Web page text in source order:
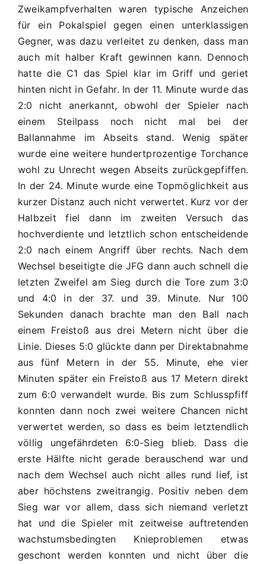
Zweikampfverhalten waren typische Anzeichen
für ein Pokalspiel gegen einen unterklassigen
Gegner, was dazu verleitet zu denken, dass man
auch mit halber Kraft gewinnen kann. Dennoch
hatte die C1 das Spiel klar im Griff und geriet
hinten nicht in Gefahr. In der 11. Minute wurde das
2:0 nicht anerkannt, obwohl der Spieler nach
einem Steilpass noch nicht mal bei der
Ballannahme im Abseits stand. Wenig später
wurde eine weitere hundertprozentige Torchance
wohl zu Unrecht wegen Abseits zurückgepfiffen.
In der 24. Minute wurde eine Topmöglichkeit aus
kurzer Distanz auch nicht verwertet. Kurz vor der
Halbzeit fiel dann im zweiten Versuch das
hochverdiente und letztlich schon entscheidende
2:0 nach einem Angriff über rechts. Nach dem
Wechsel beseitigte die JFG dann auch schnell die
letzten Zweifel am Sieg durch die Tore zum 3:0
und 4:0 in der 37. und 39. Minute. Nur 100
Sekunden danach brachte man den Ball nach
einem Freistoß aus drei Metern nicht über die
Linie. Dieses 5:0 glückte dann per Direktabnahme
aus fünf Metern in der 55. Minute, ehe vier
Minuten später ein Freistoß aus 17 Metern direkt
zum 6:0 verwandelt wurde. Bis zum Schlusspfiff
konnten dann noch zwei weitere Chancen nicht
verwertet werden, so dass es beim letztendlich
völlig ungefährdeten 6:0-Sieg blieb. Dass die
erste Hälfte nicht gerade berauschend war und
nach dem Wechsel auch nicht alles rund lief, ist
aber höchstens zweitrangig. Positiv neben dem
Sieg war vor allem, dass sich niemand verletzt
hat und die Spieler mit zeitweise auftretenden
wachstumsbedingten Knieproblemen etwas
geschont werden konnten und nicht über die